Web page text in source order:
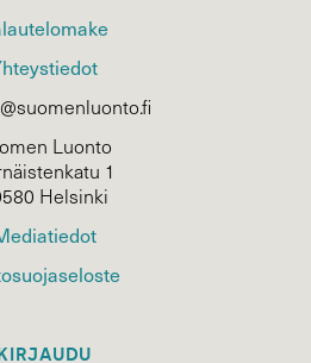
Luonto
1
Helsinki
KIRJAUDU